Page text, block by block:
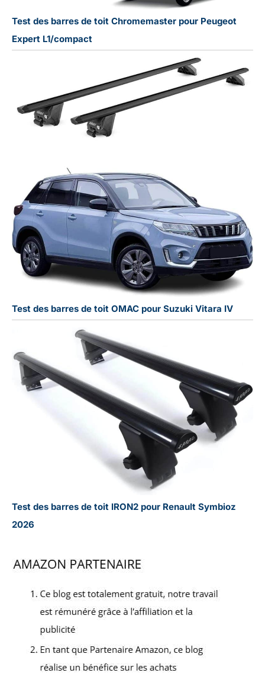
Test des barres de toit Chromemaster pour Peugeot
Expert L1/compact
Test des barres de toit OMAC pour Suzuki Vitara IV
Test des barres de toit IRON2 pour Renault Symbioz
2026